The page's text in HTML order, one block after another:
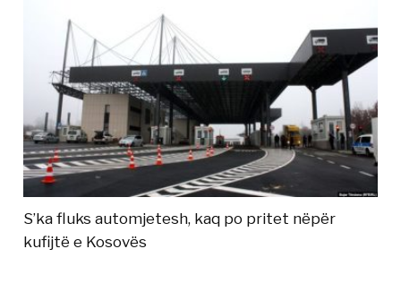
S’ka fluks automjetesh, kaq po pritet nëpër
kufijtë e Kosovës